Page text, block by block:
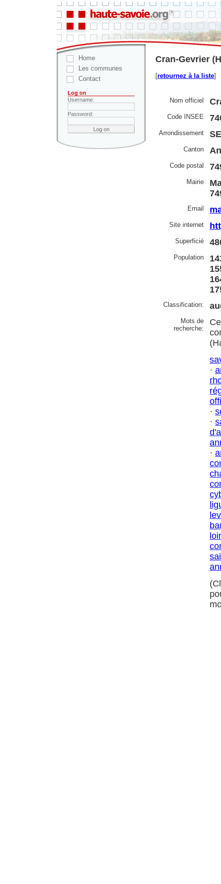
Home
Les communes
Contact
Log on
Username:
Password:
Cran-Gevrier
[retournez à la liste]
Nom officiel
Code INSEE
Arrondissement
Canton
Code postal
Mairie
Email
Site internet
Superficié
Population
Classification:
Mots de
recherche:
·
·
·
·